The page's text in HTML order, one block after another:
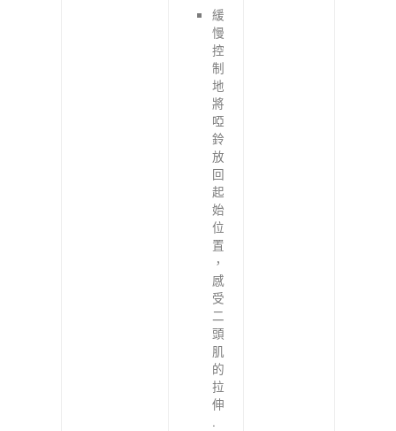
緩
慢
控
制
地
將
啞
鈴
放
回
起
始
位
置
，
感
受
二
頭
肌
的
拉
伸
.